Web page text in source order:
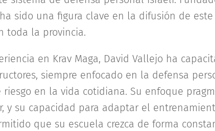
sido una figura clave en la difusión de
toda la provincia.
en Krav Maga, David Vallejo ha
siempre enfocado en la defensa
en la vida cotidiana. Su enfoque
y su capacidad para adaptar el
que su escuela crezca de forma